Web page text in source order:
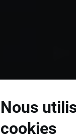
Nous
cookies